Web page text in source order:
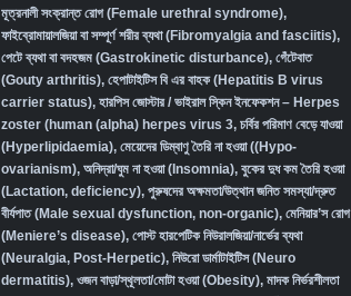
মূত্রনালী সংক্রান্ত রোগ (Female urethral syndrome),
ফাইব্রোমায়ালজিয়া বা সম্পূর্ণ শরীর ব্যথা (Fibromyalgia and fasciitis),
পেটে ব্যথা বা বদহজম (Gastrokinetic disturbance), গেঁটেবাত
(Gouty arthritis), হেপাটাইটিস বি এর বাহক (Hepatitis B virus
carrier status), হারপিস জোস্টার / ভাইরাল স্কিন ইনফেকশন – Herpes
zoster (human (alpha) herpes virus 3, চর্বির পরিমাণ বেড়ে যাওয়া
(Hyperlipidaemia), মেয়েদের ডিম্বাণু তৈরি না হওয়া ((Hypo-
ovarianism), অনিদ্রা/ঘুম না হওয়া (Insomnia), বুকের দুধ কম তৈরি হওয়া
(Lactation, deficiency), পুরুষদের অক্ষমতা/উত্থান জনিত সমস্যা/দ্রুত
বীর্যপাত (Male sexual dysfunction, non-organic), মেনিয়ার’স রোগ
(Meniere’s disease), পোস্ট হারপেটিক নিউরালজিয়া/নার্ভের ব্যথা
(Neuralgia, Post-Herpetic), নিউরো ডার্মাটাইটিস (Neuro
dermatitis), ওজন বাড়া/স্থূলতা/মোটা হওয়া (Obesity), মাদক নির্ভরশীলতা